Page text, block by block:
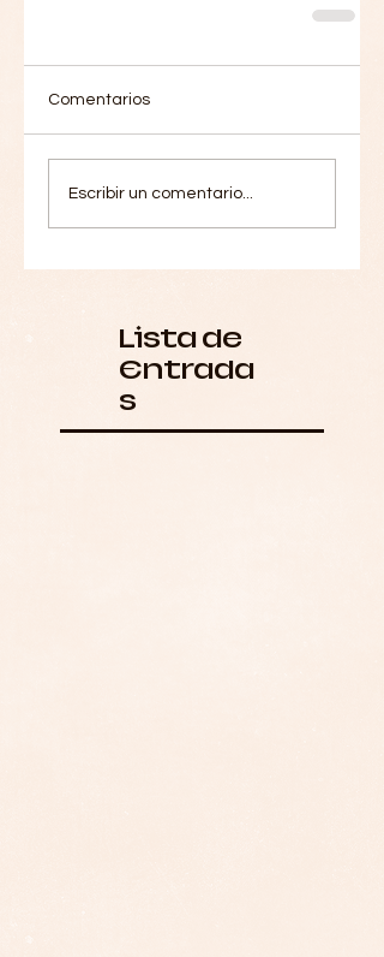
Comentarios
Escribir un comentario...
Lista de
Entrada
s